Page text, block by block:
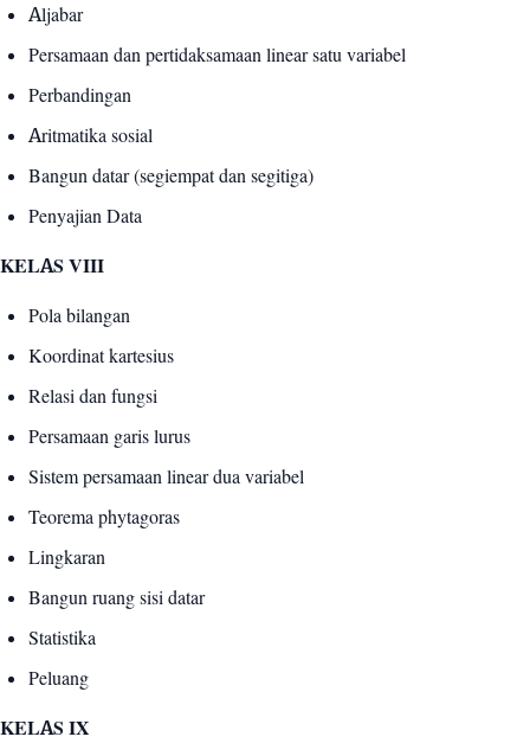
Aljabar
Persamaan dan pertidaksamaan linear satu variabel
Perbandingan
Aritmatika sosial
Bangun datar (segiempat dan segitiga)
Penyajian Data
KELAS VIII
Pola bilangan
Koordinat kartesius
Relasi dan fungsi
Persamaan garis lurus
Sistem persamaan linear dua variabel
Teorema phytagoras
Lingkaran
Bangun ruang sisi datar
Statistika
Peluang
KELAS IX